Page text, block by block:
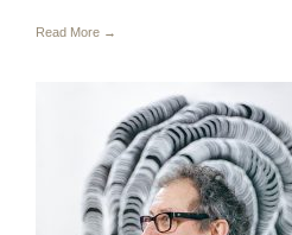
Read More →